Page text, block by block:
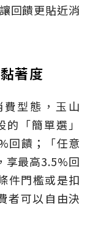
回饋更貼近消
著度
型態，玉山
「簡單選」
回饋；「任意
享最高3.5%回
件門檻或是扣
者可以自由決